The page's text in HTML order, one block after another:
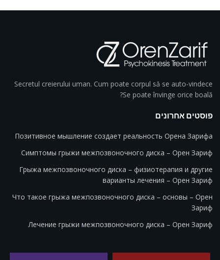
Secretul creierului uman. Cum poate corpul să se auto-vindece
Se poate învinge orice boală?
פוסטים אחרונים
Позитивное мышление создает реальность Орена Зарифа
Симптомы грыжи межпозвоночного диска – Орен Зариф
Грыжа межпозвоночного диска – физиотерапия и другие
варианты лечения – Орен Зариф
Что такое грыжа межпозвоночного диска – основы – Орен
Зариф
Лечение грыжи межпозвоночного диска – Орен Зариф